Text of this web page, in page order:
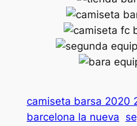
camiseta barsa 2020
barcelona la nueva